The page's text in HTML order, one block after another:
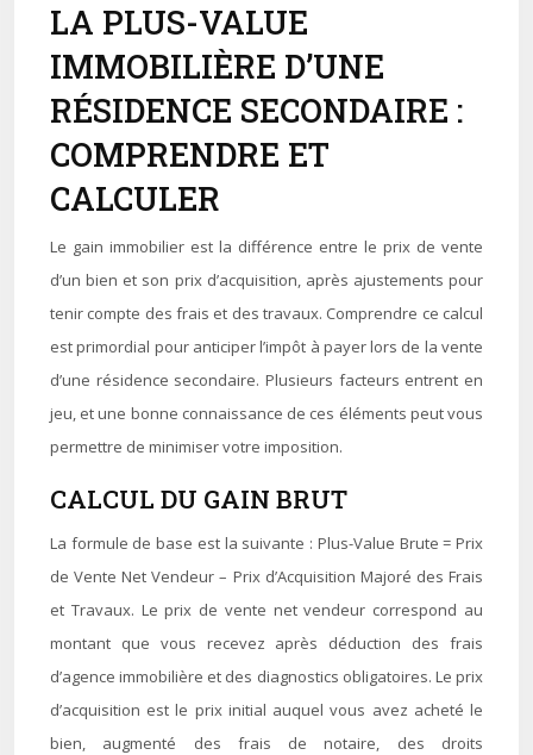
LA PLUS-VALUE
IMMOBILIÈRE D’UNE
RÉSIDENCE SECONDAIRE :
COMPRENDRE ET
CALCULER
Le gain immobilier est la différence entre le prix de vente
d’un bien et son prix d’acquisition, après ajustements pour
tenir compte des frais et des travaux. Comprendre ce calcul
est primordial pour anticiper l’impôt à payer lors de la vente
d’une résidence secondaire. Plusieurs facteurs entrent en
jeu, et une bonne connaissance de ces éléments peut vous
permettre de minimiser votre imposition.
CALCUL DU GAIN BRUT
La formule de base est la suivante : Plus-Value Brute = Prix
de Vente Net Vendeur – Prix d’Acquisition Majoré des Frais
et Travaux. Le prix de vente net vendeur correspond au
montant que vous recevez après déduction des frais
d’agence immobilière et des diagnostics obligatoires. Le prix
d’acquisition est le prix initial auquel vous avez acheté le
bien, augmenté des frais de notaire, des droits